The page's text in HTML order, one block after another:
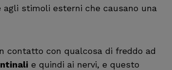
stimoli esterni che causano una
contatto con qualcosa di freddo ad
e quindi ai nervi, e questo